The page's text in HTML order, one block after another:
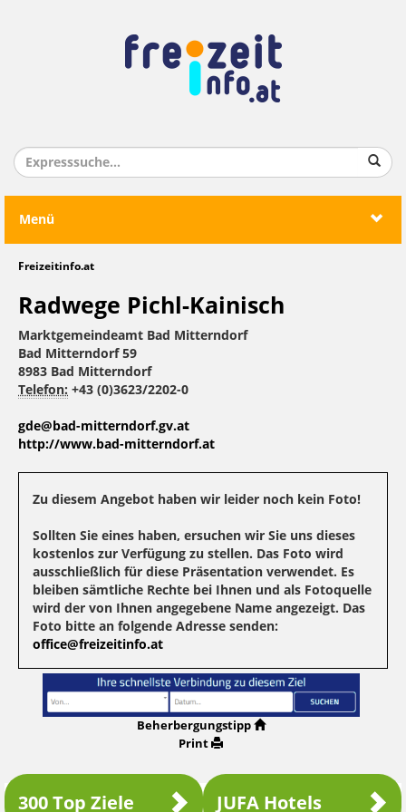
Menü
Freizeitinfo.at
Radwege Pichl-Kainisch
Marktgemeindeamt Bad Mitterndorf
Bad Mitterndorf 59
8983 Bad Mitterndorf
Telefon: +43 (0)3623/2202-0
gde@bad-mitterndorf.gv.at
http://www.bad-mitterndorf.at
Zu diesem Angebot haben wir leider noch kein Foto!
Sollten Sie eines haben, ersuchen wir Sie uns dieses
kostenlos zur Verfügung zu stellen. Das Foto wird
ausschließlich für diese Präsentation verwendet. Es
bleiben sämtliche Rechte bei Ihnen und als Fotoquelle
wird der von Ihnen angegebene Name angezeigt. Das
Foto bitte an folgende Adresse senden:
office@freizeitinfo.at
Beherbergungstipp
Print
300 Top Ziele JUFA Hotels